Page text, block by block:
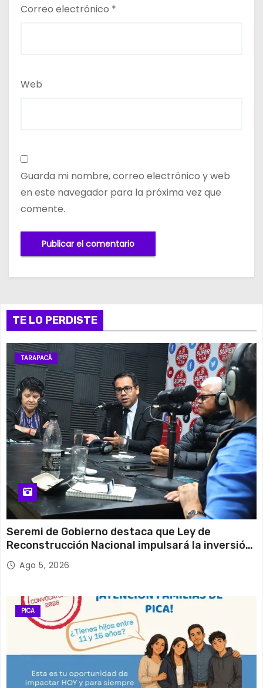
Correo electrónico *
Web
Guarda mi nombre, correo electrónico y web
en este navegador para la próxima vez que
comente.
TE LO PERDISTE
TARAPACÁ
Seremi de Gobierno destaca que Ley de
Reconstrucción Nacional impulsará la inversión
y el empleo en Tarapacá
Ago 5, 2026
PICA